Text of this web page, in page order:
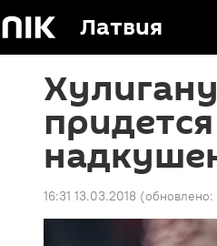
Латвия
16:31 13.03.2018 (обновлено: